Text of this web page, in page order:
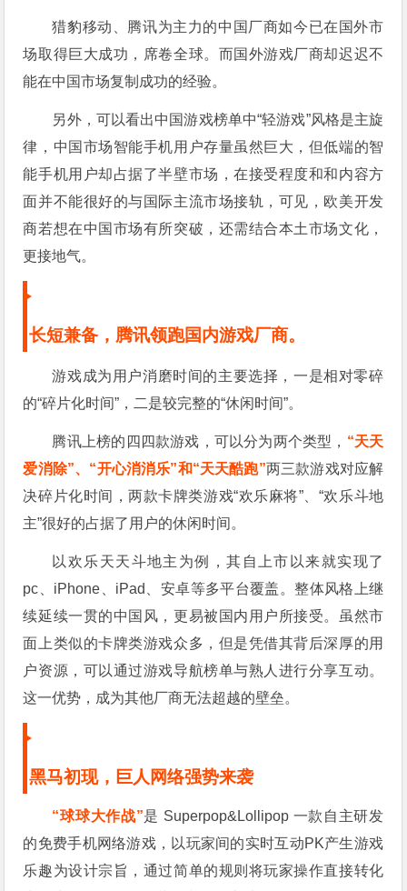
猎豹移动、腾讯为主力的中国厂商如今已在国外市
场取得巨大成功，席卷全球。而国外游戏厂商却迟迟不
能在中国市场复制成功的经验。
另外，可以看出中国游戏榜单中“轻游戏”风格是主旋
律，中国市场智能手机用户存量虽然巨大，但低端的智
能手机用户却占据了半壁市场，在接受程度和和内容方
面并不能很好的与国际主流市场接轨，可见，欧美开发
商若想在中国市场有所突破，还需结合本土市场文化，
更接地气。
长短兼备，腾讯领跑国内游戏厂商。
游戏成为用户消磨时间的主要选择，一是相对零碎
的“碎片化时间”，二是较完整的“休闲时间”。
腾讯上榜的四四款游戏，可以分为两个类型， “天天
爱消除”、“开心消消乐”和“天天酷跑”两三款游戏对应解
决碎片化时间，两款卡牌类游戏“欢乐麻将”、“欢乐斗地
主”很好的占据了用户的休闲时间。
以欢乐天天斗地主为例，其自上市以来就实现了
pc、iPhone、iPad、安卓等多平台覆盖。整体风格上继
续延续一贯的中国风，更易被国内用户所接受。虽然市
面上类似的卡牌类游戏众多，但是凭借其背后深厚的用
户资源，可以通过游戏导航榜单与熟人进行分享互动。
这一优势，成为其他厂商无法超越的壁垒。
黑马初现，巨人网络强势来袭
“球球大作战”是 Superpop&Lollipop 一款自主研发
的免费手机网络游戏，以玩家间的实时互动PK产生游戏
乐趣为设计宗旨，通过简单的规则将玩家操作直接转化